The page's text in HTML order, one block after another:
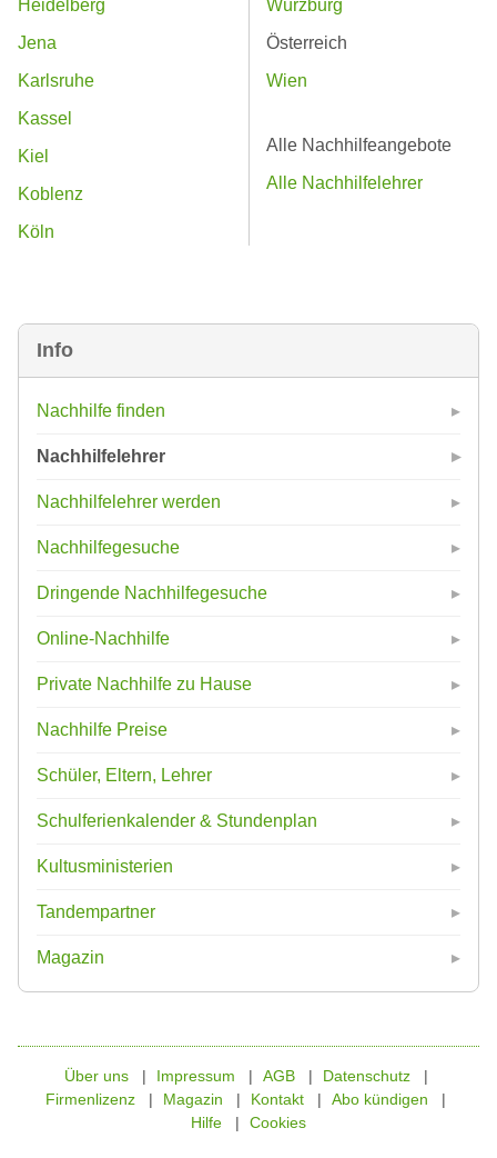
Info
Nachhilfe finden
Nachhilfelehrer
Nachhilfelehrer werden
Nachhilfegesuche
Dringende Nachhilfegesuche
Online-Nachhilfe
Private Nachhilfe zu Hause
Nachhilfe Preise
Schüler, Eltern, Lehrer
Schulferienkalender & Stundenplan
Kultusministerien
Tandempartner
Magazin
Heidelberg
Jena
Karlsruhe
Kassel
Kiel
Koblenz
Köln
Würzburg
Österreich
Wien
Alle Nachhilfeangebote
Alle Nachhilfelehrer
Über uns Impressum AGB
Datenschutz
Firmenlizenz
Magazin Kontakt
Abo kündigen
Hilfe
Cookies